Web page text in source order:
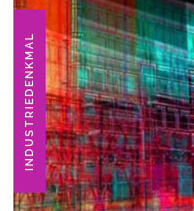
INDUSTRIEDENKMAL